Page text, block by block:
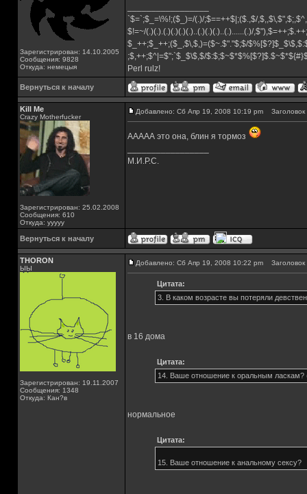
Зарегистрирован: 14.10.2005
Сообщения: 9828
Откуда: немецыя
`$=`;$_=\%!;($_)=/(.)/;$==++$|;($.,$/
$!=~/(.)(.).(.)(.)(.)(.)..(.)(.)(.)..(.)......(.)/
$_++;$_++;($_,$\,$,)=($~.$"."$;$/
;$,++;$^|=$";`$_$\$,$/
Perl rulz!
Вернуться к началу
Kill Me
Crazy Motherfucker
Зарегистрирован: 25.02.2008
Сообщения: 610
Откуда: ууууу
Добавлено: Сб Апр 19, 2008 10:19 pm
ААААА это она, блин я тормоз
М.И.Р.С.
Вернуться к началу
THORON
ЫЫ
Зарегистрирован: 19.11.2007
Сообщения: 1348
Откуда: Кан?в
Добавлено: Сб Апр 19, 2008 10:22 pm
Цитата:
3. В каком возрасте вы потеряли
в 16 дома
Цитата:
14. Ваше отношение к оральным ласкам?
нормальное
Цитата:
15. Ваше отношение к анальному сексу?